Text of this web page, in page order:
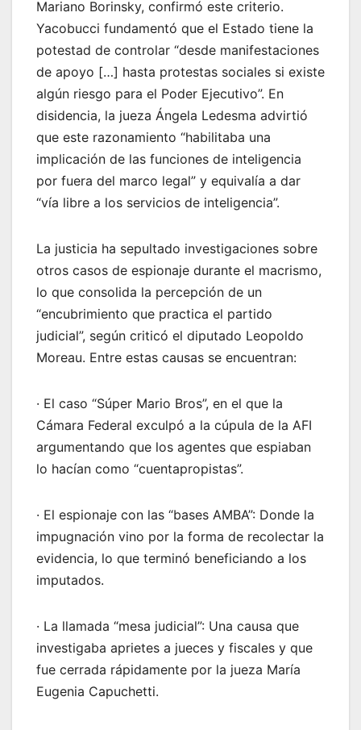
Mariano Borinsky, confirmó este criterio.
Yacobucci fundamentó que el Estado tiene la
potestad de controlar “desde manifestaciones
de apoyo […] hasta protestas sociales si existe
algún riesgo para el Poder Ejecutivo”. En
disidencia, la jueza Ángela Ledesma advirtió
que este razonamiento “habilitaba una
implicación de las funciones de inteligencia
por fuera del marco legal” y equivalía a dar
“vía libre a los servicios de inteligencia”.
La justicia ha sepultado investigaciones sobre
otros casos de espionaje durante el macrismo,
lo que consolida la percepción de un
“encubrimiento que practica el partido
judicial”, según criticó el diputado Leopoldo
Moreau. Entre estas causas se encuentran:
· El caso “Súper Mario Bros”, en el que la
Cámara Federal exculpó a la cúpula de la AFI
argumentando que los agentes que espiaban
lo hacían como “cuentapropistas”.
· El espionaje con las “bases AMBA”: Donde la
impugnación vino por la forma de recolectar la
evidencia, lo que terminó beneficiando a los
imputados.
· La llamada “mesa judicial”: Una causa que
investigaba aprietes a jueces y fiscales y que
fue cerrada rápidamente por la jueza María
Eugenia Capuchetti.